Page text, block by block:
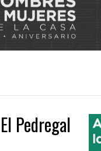
Pedregal